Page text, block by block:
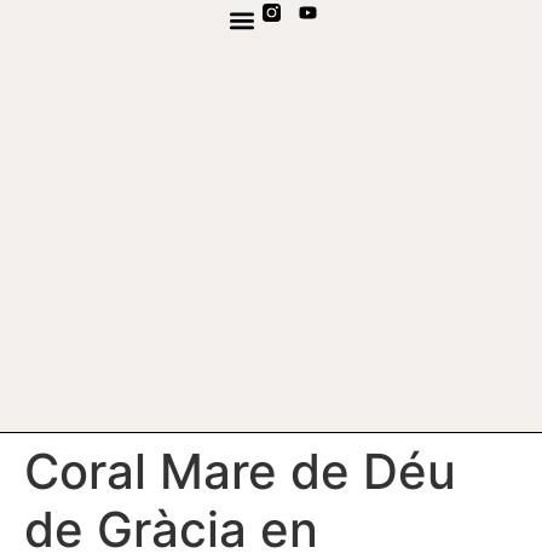
Coral Mare de Déu
de Gràcia en